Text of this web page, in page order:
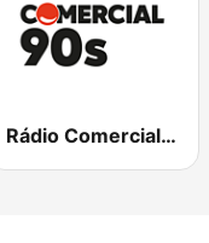
Rádio Comercial 90s